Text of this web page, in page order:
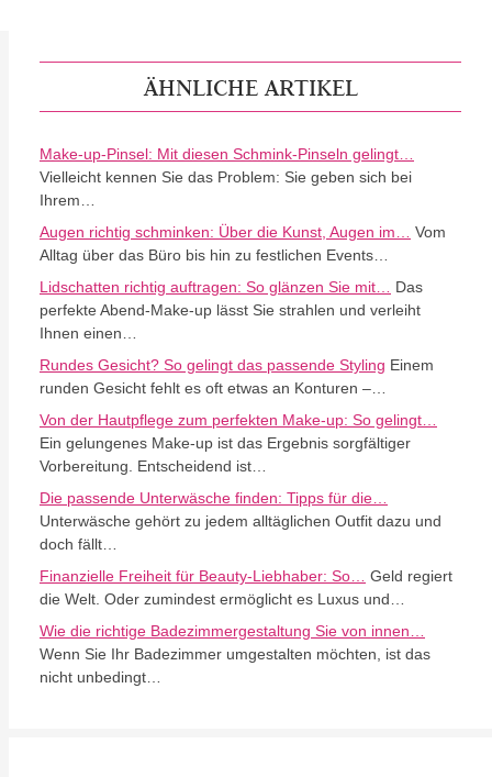
ÄHNLICHE ARTIKEL
Make-up-Pinsel: Mit diesen Schmink-Pinseln gelingt…
Vielleicht kennen Sie das Problem: Sie geben sich bei
Ihrem…
Augen richtig schminken: Über die Kunst, Augen im… Vom
Alltag über das Büro bis hin zu festlichen Events…
Lidschatten richtig auftragen: So glänzen Sie mit… Das
perfekte Abend-Make-up lässt Sie strahlen und verleiht
Ihnen einen…
Rundes Gesicht? So gelingt das passende Styling Einem
runden Gesicht fehlt es oft etwas an Konturen –…
Von der Hautpflege zum perfekten Make-up: So gelingt…
Ein gelungenes Make-up ist das Ergebnis sorgfältiger
Vorbereitung. Entscheidend ist…
Die passende Unterwäsche finden: Tipps für die…
Unterwäsche gehört zu jedem alltäglichen Outfit dazu und
doch fällt…
Finanzielle Freiheit für Beauty-Liebhaber: So… Geld regiert
die Welt. Oder zumindest ermöglicht es Luxus und…
Wie die richtige Badezimmergestaltung Sie von innen…
Wenn Sie Ihr Badezimmer umgestalten möchten, ist das
nicht unbedingt…